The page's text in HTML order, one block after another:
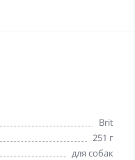
Brit
251 г
для собак